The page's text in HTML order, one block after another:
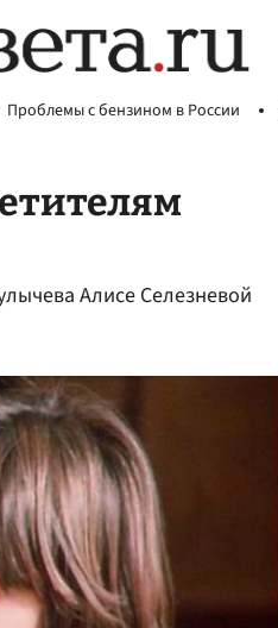
Проблемы с бензином в России
Алисе Селезневой